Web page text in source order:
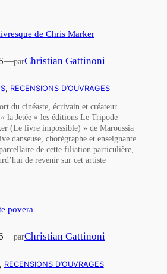
de Chris Marker
—parChristian Gattinoni
, RECENSIONS D’OUVRAGES
du cinéaste, écrivain et créateur
la Jetée » les éditions Le Tripode
(Le livre impossible) » de Maroussia
danseuse, chorégraphe et enseignante
de cette filiation particulière,
de revenir sur cet artiste
povera
—parChristian Gattinoni
RECENSIONS D’OUVRAGES